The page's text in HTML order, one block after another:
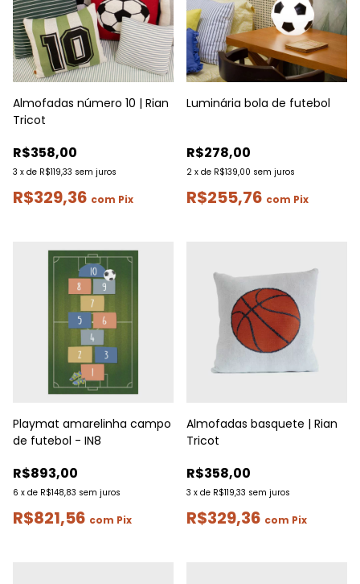
Almofadas número 10 | Rian
Tricot
R$358,00
3 x de R$119,33 sem juros
R$329,36 com Pix
Luminária bola de futebol
R$278,00
2 x de R$139,00 sem juros
R$255,76 com Pix
Playmat amarelinha campo
de futebol - IN8
R$893,00
6 x de R$148,83 sem juros
R$821,56 com Pix
Almofadas basquete | Rian
Tricot
R$358,00
3 x de R$119,33 sem juros
R$329,36 com Pix